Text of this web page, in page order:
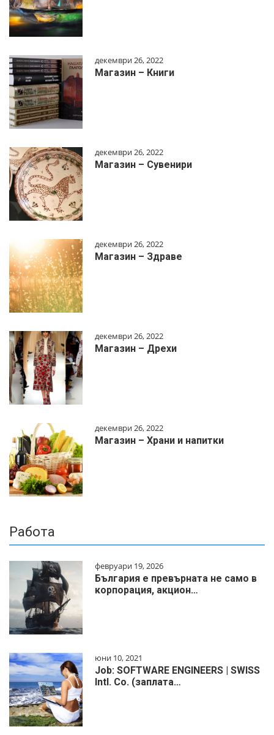
декември 26, 2022
Магазин – Книги
декември 26, 2022
Магазин – Сувенири
декември 26, 2022
Магазин – Здраве
декември 26, 2022
Магазин – Дрехи
декември 26, 2022
Магазин – Храни и напитки
Работа
февруари 19, 2026
България е превърната не само в
корпорация, акцион…
юни 10, 2021
Job: SOFTWARE ENGINEERS | SWISS
Intl. Co. (заплата…